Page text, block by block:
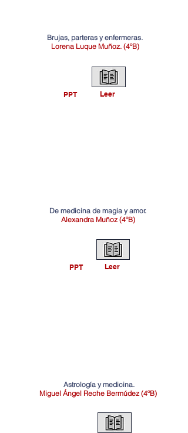
Brujas, parteras y enfermeras.
Lorena Luque Muñoz. (4ºB)
PPT Leer
De medicina de magia y amor.
Alexandra Muñoz (4ºB)
PPT Leer
Astrología y medicina.
Miguel Ángel Reche Bermúdez (4ºB)